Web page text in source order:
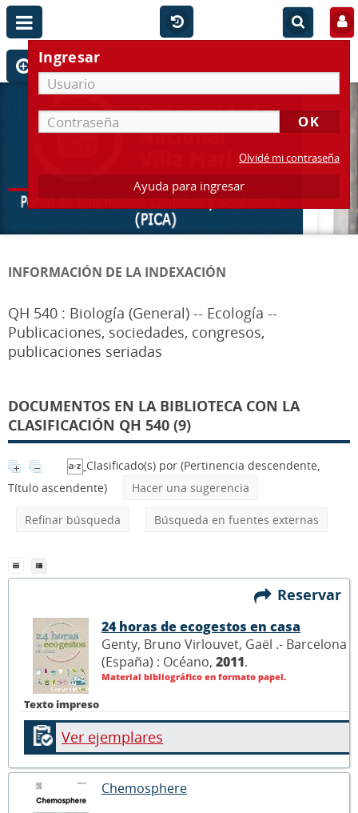
Ingresar
Olvidé mi contraseña
Ayuda para ingresar
INFORMACIÓN DE LA INDEXACIÓN
QH 540 : Biología (General) -- Ecología --
Publicaciones, sociedades, congresos,
publicaciones seriadas
DOCUMENTOS EN LA BIBLIOTECA CON LA
CLASIFICACIÓN QH 540 (9)
Clasificado(s) por (Pertinencia descendente,
Título ascendente)
Hacer una sugerencia
Refinar búsqueda Búsqueda en fuentes externas
Reservar
Texto impreso
24 horas de ecogestos en casa
Genty, Bruno Virlouvet, Gaël .- Barcelona
(España) : Océano, 2011.
Material bibliográfico en formato papel.
Ver ejemplares
Chemosphere